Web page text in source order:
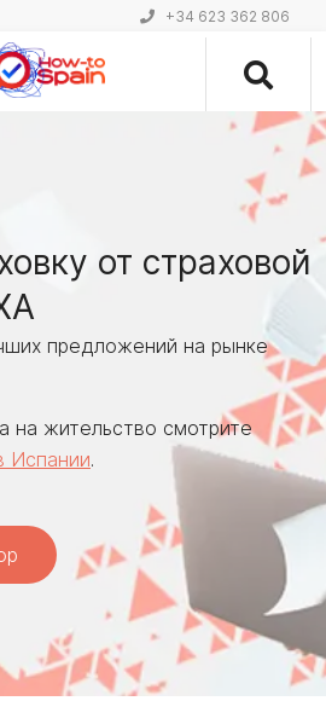
+34 623 362 806
от страховой
предложений на рынке
на жительство смотрите
Испании.